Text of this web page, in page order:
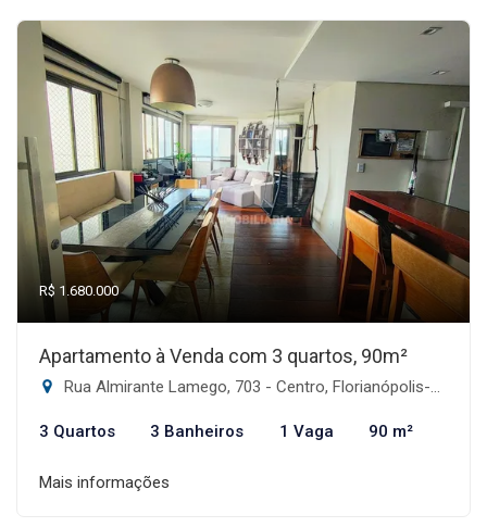
R$ 1.680.000
Apartamento à Venda com 3 quartos, 90m²
Rua Almirante Lamego, 703 - Centro, Florianópolis-SC
3 Quartos 3 Banheiros 1 Vaga 90 m²
Mais informações